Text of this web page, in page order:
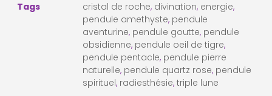
Tags
cristal de roche, divination, energie,
pendule amethyste, pendule
aventurine, pendule goutte, pendule
obsidienne, pendule oeil de tigre,
pendule pentacle, pendule pierre
naturelle, pendule quartz rose, pendule
spirituel, radiesthésie, triple lune